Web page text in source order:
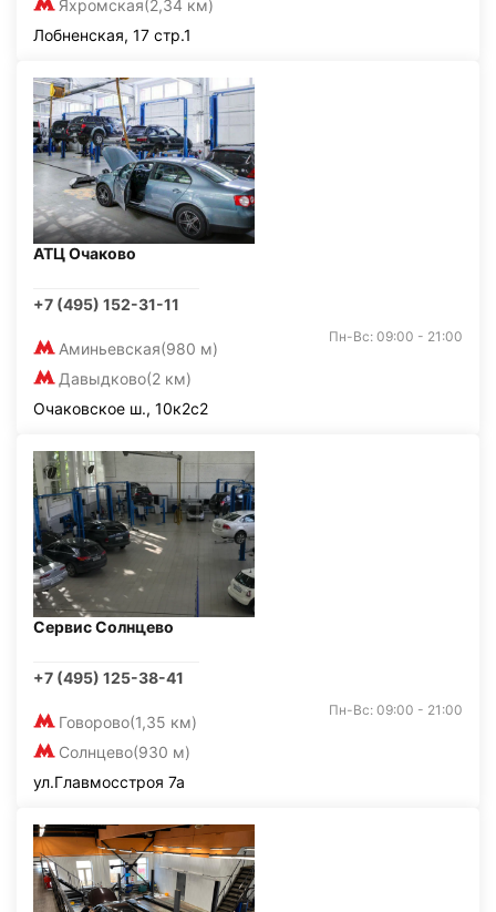
Яхромская(2,34 км)
Лобненская, 17 стр.1
АТЦ Очаково
+7 (495) 152-31-11
Аминьевская(980 м)
Давыдково(2 км)
Пн-Вс: 09:00 - 21:00
Очаковское ш., 10к2с2
Сервис Солнцево
+7 (495) 125-38-41
Говорово(1,35 км)
Солнцево(930 м)
Пн-Вс: 09:00 - 21:00
ул.Главмосстроя 7а